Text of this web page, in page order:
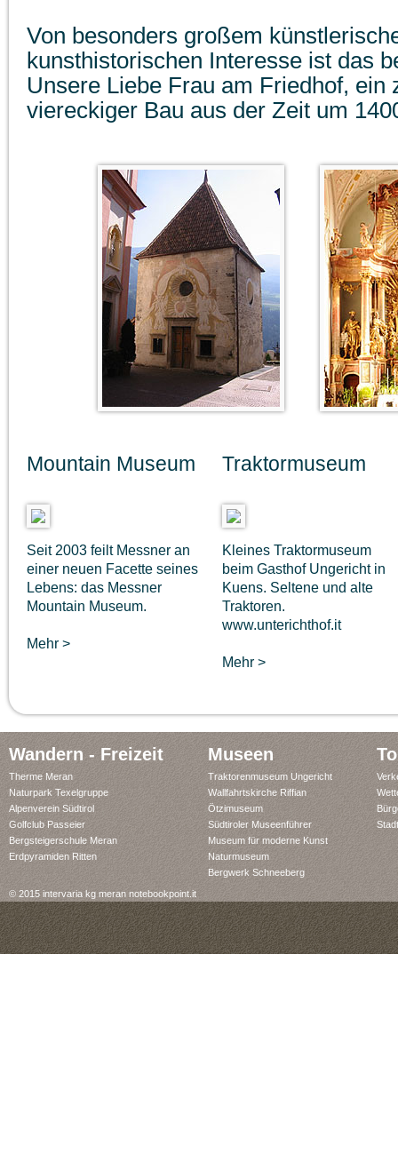
Von besonders großem
kunsthistorischen Interesse ist das
Unsere Liebe Frau am Friedhof, ein
viereckiger Bau aus der Zeit um
Mountain Museum
Seit 2003 feilt Messner an
einer neuen Facette seines
Lebens: das Messner
Mountain Museum.
Mehr >
Traktormuseum
Kleines Traktormuseum
beim Gasthof Ungericht in
Kuens. Seltene und alte
Traktoren.
www.unterichthof.it
Mehr >
Wandern - Freizeit
Therme Meran
Naturpark Texelgruppe
Alpenverein Südtirol
Golfclub Passeier
Bergsteigerschule Meran
Erdpyramiden Ritten
Museen
Traktorenmuseum Ungericht
Wallfahrtskirche Riffian
Ötzimuseum
Südtiroler Museenführer
Museum für moderne Kunst
Naturmuseum
Bergwerk Schneeberg
© 2015 intervaria kg meran notebookpoint.it